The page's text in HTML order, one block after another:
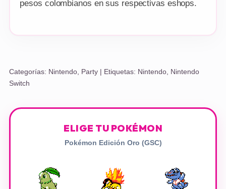
pesos colombianos en sus respectivas eshops.
Categorías: Nintendo, Party| Etiquetas: Nintendo, Nintendo
Switch
ELIGE TU POKÉMON
Pokémon Edición Oro (GSC)